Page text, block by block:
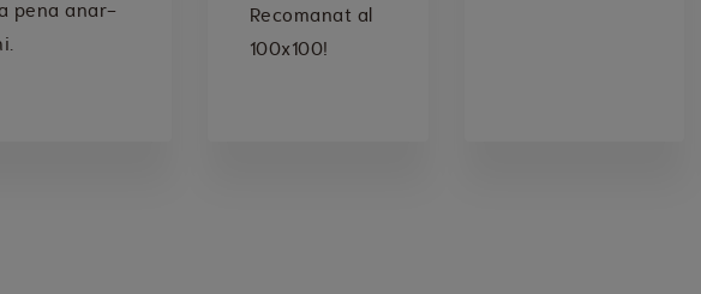
pena anar-
Recomanat al
100x100!